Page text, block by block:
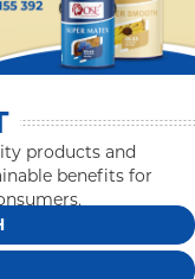
products and
benefits for